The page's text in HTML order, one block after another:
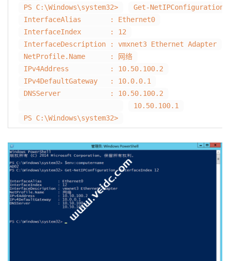
PS C:\Windows\system32>
Get-NetIPConfiguration
InterfaceAlias : Ethernet0
InterfaceIndex : 12
InterfaceDescription : vmxnet3 Ethernet Adapter
NetProfile.Name : 网络
IPv4Address : 10.50.100.2
IPv4DefaultGateway : 10.0.0.1
DNSServer : 10.50.100.2
10.50.100.1
PS C:\Windows\system32>